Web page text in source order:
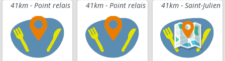
41km - Point relais
41km - Point relais 41km - Saint-Julien